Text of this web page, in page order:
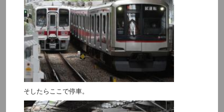
そしたらここで停車。